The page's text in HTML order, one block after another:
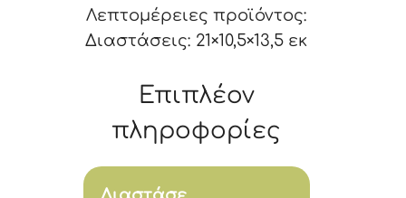
Λεπτομέρειες προϊόντος:
Διαστάσεις: 21×10,5×13,5 εκ
Επιπλέον
πληροφορίες